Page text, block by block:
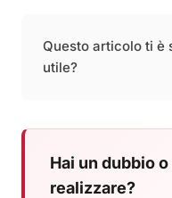
Questo articolo ti è
utile?
Hai un dubbio
realizzare?